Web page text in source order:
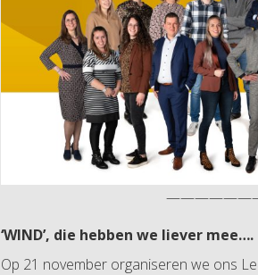
‘WIND’, die hebben we liever mee….
Op 21 november organiseren we ons